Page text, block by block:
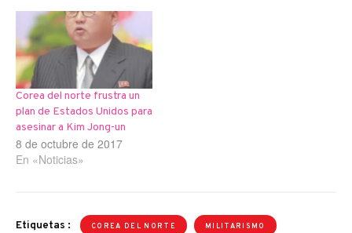
Corea del norte frustra un
plan de Estados Unidos para
asesinar a Kim Jong-un
8 de octubre de 2017
En «Noticias»
Etiquetas : COREA DEL NORTE MILITARISMO